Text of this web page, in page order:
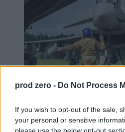
prod zero - Do Not Process
If you wish to opt-out of the sale,
your personal or sensitive
please use the below opt-out
Rosja prowokuje nad
piloci przechwytują samoloty